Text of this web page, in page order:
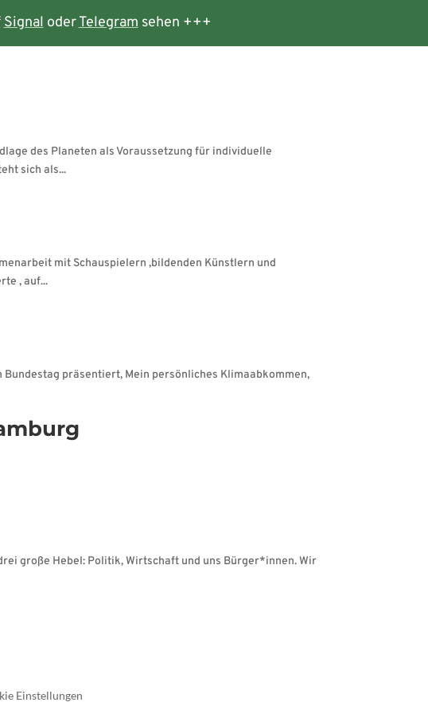
SignaloderTelegramsehen +++
des Planeten als Voraussetzung für individuelle
sich als...
mit Schauspielern ,bildenden Künstlern und
, auf...
präsentiert, Mein persönliches Klimaabkommen,
große Hebel: Politik, Wirtschaft und uns Bürger*innen. Wir
Einstellungen